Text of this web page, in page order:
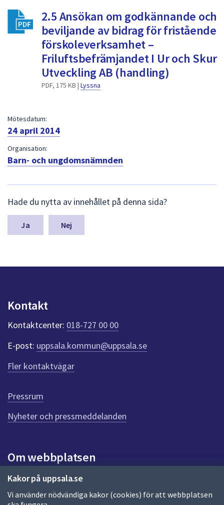
att
välja
något
av
dem.
Kakor på uppsala.se
Vi använder nödvändiga kakor (cookies) för att webbplatsen
2.5 Ansökan om godkännande och
beviljande av bidrag för fristående
förskoleverksamhet –
Friluftsbefrämjandet I Ur och Skur
Utveckling AB (handling)
PDF, 175 KB | Lyssna
Mötesdatum:
24 april 2014
Organisation:
Barn- och ungdomsnämnden
ä
m
a
n
k
t
e
r
f
ö
r
e
n
n
a
d
a
Hade du nytta av innehållet på denna sida?
Nej
Kontakt
Kontaktcenter: 018-727 00 00
E-post: uppsala.kommun@uppsala.se
Fler kontaktvägar
Pressrum
Nyheter och pressmeddelanden
Om webbplatsen
Om webbplatsen
Allmänna handlingar och diarium